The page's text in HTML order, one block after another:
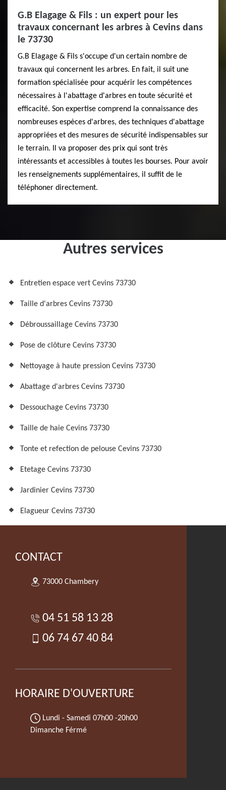
G.B Elagage & Fils : un expert pour les
travaux concernant les arbres à Cevins dans
le 73730
G.B Elagage & Fils s'occupe d'un certain nombre de
travaux qui concernent les arbres. En fait, il suit une
formation spécialisée pour acquérir les compétences
nécessaires à l'abattage d'arbres en toute sécurité et
efficacité. Son expertise comprend la connaissance des
nombreuses espèces d'arbres, des techniques d'abattage
appropriées et des mesures de sécurité indispensables sur
le terrain. Il va proposer des prix qui sont très
intéressants et accessibles à toutes les bourses. Pour avoir
les renseignements supplémentaires, il suffit de le
téléphoner directement.
Autres services
Entretien espace vert Cevins 73730
Taille d'arbres Cevins 73730
Débroussaillage Cevins 73730
Pose de clôture Cevins 73730
Nettoyage à haute pression Cevins 73730
Abattage d'arbres Cevins 73730
Dessouchage Cevins 73730
Taille de haie Cevins 73730
Tonte et refection de pelouse Cevins 73730
Etetage Cevins 73730
Jardinier Cevins 73730
Elagueur Cevins 73730
CONTACT
73000 Chambery
04 51 58 13 28
06 74 67 40 84
HORAIRE D'OUVERTURE
Lundi - Samedi 07h00 -20h00
Dimanche Férmé